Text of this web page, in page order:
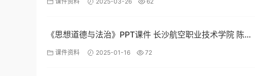
《思想道德与法治》PPT课件 长沙航空职业技术学院 陈志
伟 课件资料 2025-01-16 72